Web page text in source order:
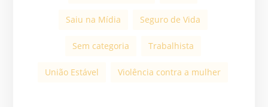
Saiu na Mídia Seguro de Vida
Sem categoria Trabalhista
União Estável Violência contra a mulher